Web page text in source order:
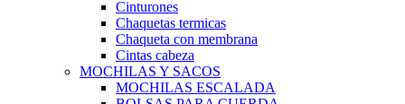
Cinturones
Chaquetas termicas
Chaqueta con membrana
Cintas cabeza
MOCHILAS Y SACOS
MOCHILAS ESCALADA